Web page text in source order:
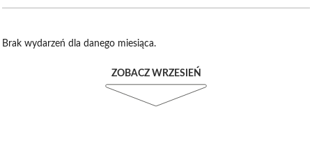
Brak wydarzeń dla danego miesiąca.
ZOBACZ WRZESIEŃ